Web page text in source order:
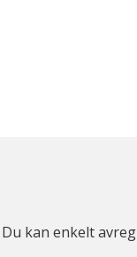
kan enkelt